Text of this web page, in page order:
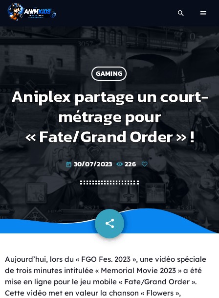
search menu
GAMING
Aniplex partage un court-
métrage pour
« Fate/Grand Order » !
today 30/07/2023 226
share
email
Aujourd’hui, lors du « FGO Fes. 2023 », une vidéo spéciale
de trois minutes intitulée « Memorial Movie 2023 » a été
mise en ligne pour le jeu mobile « Fate/Grand Order ».
Cette vidéo met en valeur la chanson « Flowers »,